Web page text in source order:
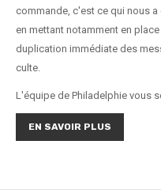
commande, c'est ce qui nous
en mettant notamment en
duplication immédiate des
culte.
L'équipe de Philadelphie vous
EN SAVOIR PLUS